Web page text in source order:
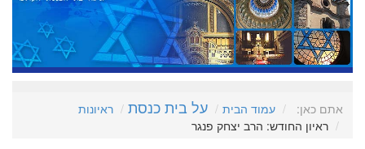
אתם כאן: עמוד הבית על בית כנסת
ראיונות
ראיון החודש: הרב יצחק פנגר